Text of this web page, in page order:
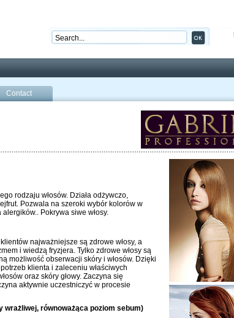
Contact
rodzaju włosów. Działa odżywczo,
Pozwala na szeroki wybór kolorów w
Pokrywa siwe włosy.
najważniejsze są zdrowe włosy, a
i wiedzą fryzjera. Tylko zdrowe włosy są
możliwość obserwacji skóry i włosów. Dzięki
klienta i zaleceniu właściwych
oraz skóry głowy. Zaczyna się
aktywnie uczestniczyć w procesie
wrażliwej, równoważąca poziom sebum)